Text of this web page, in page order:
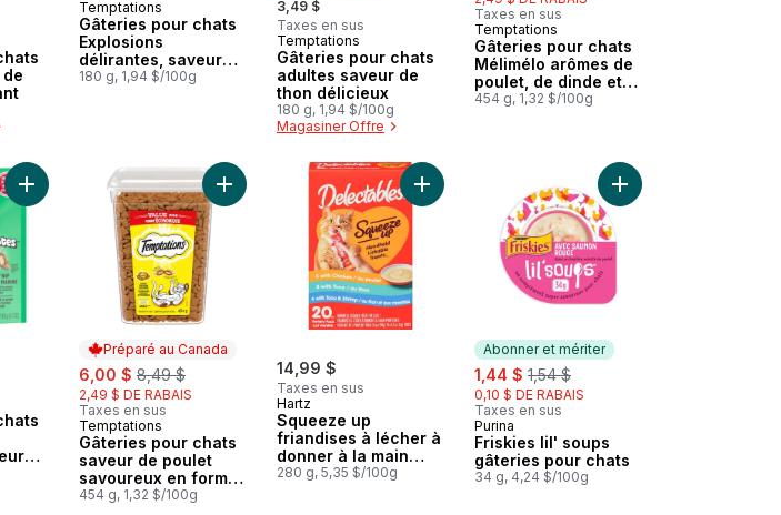
Temptations
Gâteries pour chats
Explosions
délirantes, saveur
Bacon gloussant,
180 g, 1,94 $/100g
3,49 $
Taxes en sus
Préparé au Canada
Temptations
Gâteries pour chats
adultes saveur de
thon délicieux
180 g, 1,94 $/100g
Magasiner Offre
Taxes en sus
Préparé au Canada
Temptations
Gâteries pour chats
Mélimélo arômes de
poulet, de dinde et
de bœuf
454 g, 1,32 $/100g
Adult Cat Treats, Tuna au panier
Ajouter Gâteries pour chats Explosions délirantes, saveur Herbe à chat marine, sachet de 180 g au
Préparé au Canada
sale:
6,00 $ , formerly:
8,49 $
2,49 $ DE RABAIS
Taxes en sus
Préparé au Canada
Temptations
Gâteries pour chats
saveur de poulet
savoureux en format
économique,
454 g, 1,32 $/100g
Ajouter Gâteries pour chats saveur de poulet savoureux en format
14,99 $
Taxes en sus
Hartz
Squeeze up
friandises à lécher à
donner à la main
pour chats lot
280 g, 5,35 $/100g
Ajouter Squeeze up friandises à lécher à
Abonner et mériter
sale:
1,44 $ , formerly:
1,54 $
0,10 $ DE RABAIS
Taxes en sus
Abonner et mériter
Purina
Friskies lil' soups
gâteries pour chats
34 g, 4,24 $/100g
Ajouter Friskies lil'